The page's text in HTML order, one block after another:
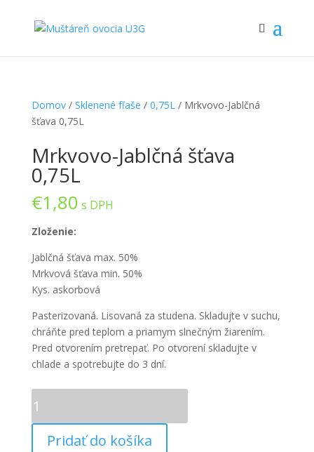
Domov/ Sklenené fľaše / 0,75L/ Mrkvovo-Jablčná
šťava 0,75L
Mrkvovo-Jablčná šťava
0,75L
€1,80 s DPH
Zloženie:
Jablčná šťava max. 50%
Mrkvová šťava min. 50%
Kys. askorbová
Pasterizovaná. Lisovaná za studena. Skladujte v suchu,
chráňte pred teplom a priamym slnečným žiarením.
Pred otvorením pretrepať. Po otvorení skladujte v
chlade a spotrebujte do 3 dní.
Mrkvovo-
Jablčná
šťavaPridať do košíka